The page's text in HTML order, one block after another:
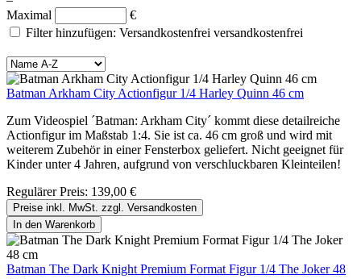
Maximal
€
Filter hinzufügen: Versandkostenfrei versandkostenfrei
Batman Arkham City Actionfigur 1/4 Harley Quinn 46 cm
Zum Videospiel ´Batman: Arkham City´ kommt diese detailreiche
Actionfigur im Maßstab 1:4. Sie ist ca. 46 cm groß und wird mit
weiterem Zubehör in einer Fensterbox geliefert. Nicht geeignet für
Kinder unter 4 Jahren, aufgrund von verschluckbaren Kleinteilen!
Regulärer Preis: 139,00 €
Preise inkl. MwSt. zzgl. Versandkosten
In den Warenkorb
Batman The Dark Knight Premium Format Figur 1/4 The Joker 48